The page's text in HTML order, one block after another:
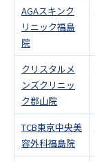
AGAスキンク
リニック福島
院
クリスタルメ
ンズクリニッ
ク郡山院
TCB東京中央美
容外科福島院